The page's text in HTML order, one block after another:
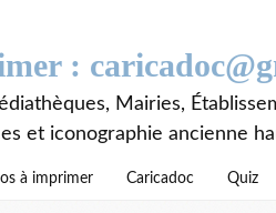
:
Mairies,
et iconographie ancienne
à imprimer Caricadoc Quiz